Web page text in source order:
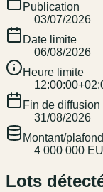
Publication
03/07/2026
Date limite
06/08/2026
Heure limite
Fin de diffusion
31/08/2026
Montant/
4 000 000
Lots